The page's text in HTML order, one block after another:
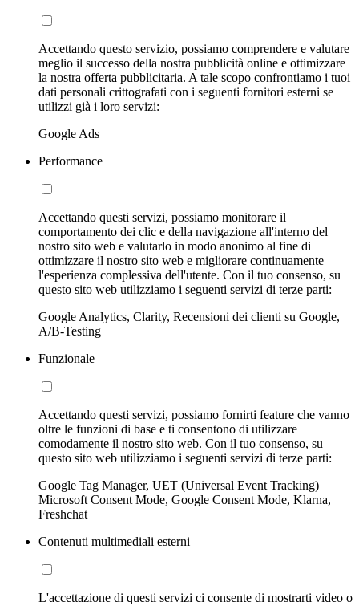
Accettando questo servizio, possiamo comprendere e valutare
meglio il successo della nostra pubblicità online e ottimizzare
la nostra offerta pubblicitaria. A tale scopo confrontiamo i tuoi
dati personali crittografati con i seguenti fornitori esterni se
utilizzi già i loro servizi:
Google Ads
Performance
Accettando questi servizi, possiamo monitorare il
comportamento dei clic e della navigazione all'interno del
nostro sito web e valutarlo in modo anonimo al fine di
ottimizzare il nostro sito web e migliorare continuamente
l'esperienza complessiva dell'utente. Con il tuo consenso, su
questo sito web utilizziamo i seguenti servizi di terze parti:
Google Analytics, Clarity, Recensioni dei clienti su Google,
A/B-Testing
Funzionale
Accettando questi servizi, possiamo fornirti feature che vanno
oltre le funzioni di base e ti consentono di utilizzare
comodamente il nostro sito web. Con il tuo consenso, su
questo sito web utilizziamo i seguenti servizi di terze parti:
Google Tag Manager, UET (Universal Event Tracking)
Microsoft Consent Mode, Google Consent Mode, Klarna,
Freshchat
Contenuti multimediali esterni
L'accettazione di questi servizi ci consente di mostrarti video o